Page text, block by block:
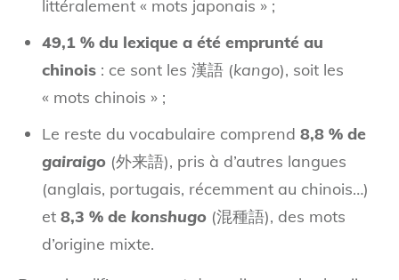
littéralement « mots japonais » ;
49,1 % du lexique a été emprunté au
chinois : ce sont les 漢語 (kango), soit les
« mots chinois » ;
Le reste du vocabulaire comprend 8,8 % de
gairaigo (外来語), pris à d’autres langues
(anglais, portugais, récemment au chinois…)
et 8,3 % de konshugo (混種語), des mots
d’origine mixte.